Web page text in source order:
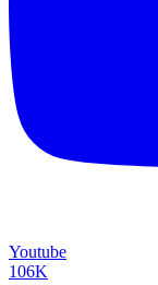
Youtube
106K